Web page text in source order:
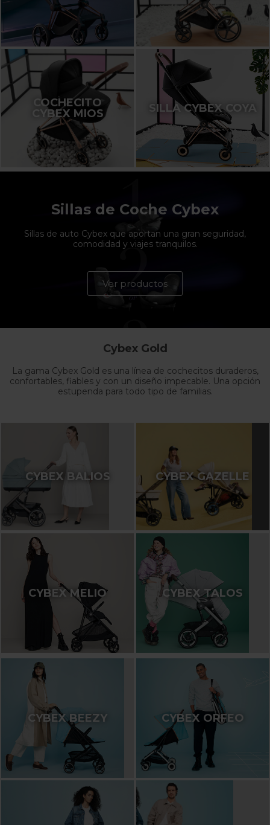
COCHECITO
CYBEX MIOS
SILLA CYBEX COYA
Sillas de Coche Cybex
Sillas de auto Cybex que aportan una gran seguridad,
comodidad y viajes tranquilos.
Ver productos
Cybex Gold
La gama Cybex Gold es una línea de cochecitos duraderos,
confortables, fiables y con un diseño impecable. Una opción
estupenda para todo tipo de familias.
CYBEX BALIOS CYBEX GAZELLE
CYBEX MELIO CYBEX TALOS
CYBEX BEEZY CYBEX ORFEO